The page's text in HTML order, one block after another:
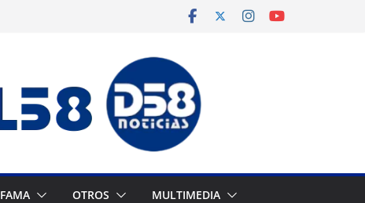
FAMA OTROS MULTIMEDIA